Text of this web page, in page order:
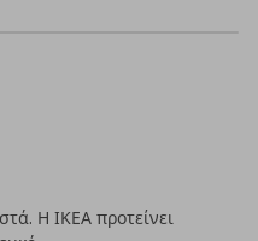
Η ΙΚΕΑ προτείνει